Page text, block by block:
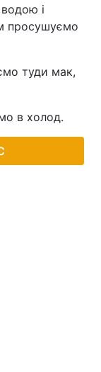
і
просушуємо
туди мак,
в холод.